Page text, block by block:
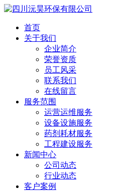
首页
关于我们
企业简介
荣誉资质
员工风采
联系我们
在线留言
服务范围
运营运维服务
设备设施服务
药剂耗材服务
工程建设服务
新闻中心
公司动态
行业动态
客户案例